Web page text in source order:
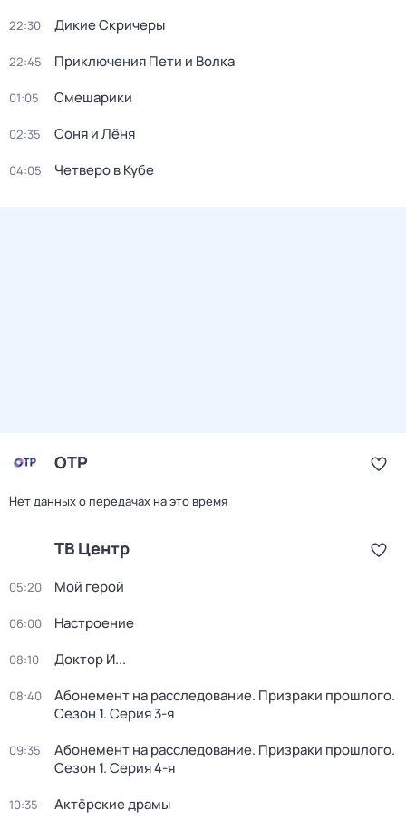
22:30 Дикие Скричеры
22:45 Приключения Пети и Волка
01:05 Смешарики
02:35 Соня и Лёня
04:05 Четверо в Кубе
ОТР
Нет данных о передачах на это время
ТВ Центр
05:20 Мой герой
06:00 Настроение
08:10 Доктор И...
08:40 Абонемент на расследование. Призраки прошлого.
Сезон 1. Серия 3-я
09:35 Абонемент на расследование. Призраки прошлого.
Сезон 1. Серия 4-я
10:35 Актёрские драмы